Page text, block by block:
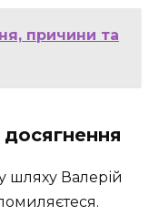
причини та
шляху Валерій